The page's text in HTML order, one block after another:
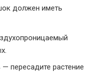
должен иметь
пересадите растение